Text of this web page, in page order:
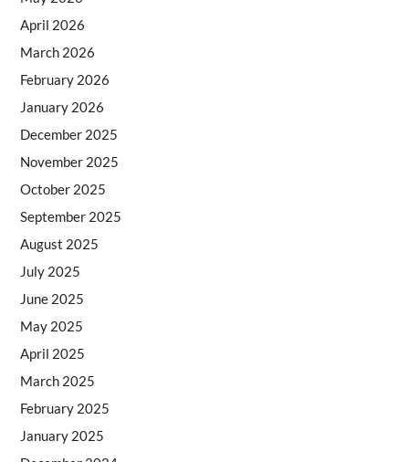
April 2026
March 2026
February 2026
January 2026
December 2025
November 2025
October 2025
September 2025
August 2025
July 2025
June 2025
May 2025
April 2025
March 2025
February 2025
January 2025